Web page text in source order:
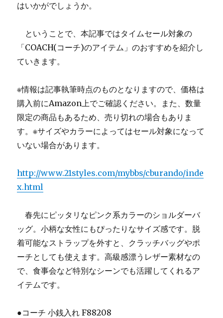
はいかがでしょうか。
ということで、本記事ではタイムセール対象の
「COACH(コーチ)のアイテム」のおすすめを紹介し
ていきます。
※情報は記事執筆時点のものとなりますので、価格は
購入前にAmazon上でご確認ください。また、数量
限定の商品もあるため、売り切れの場合もありま
す。※サイズやカラーによってはセール対象になって
いない場合があります。
http://www.21styles.com/mybbs/cburando/inde
x.html
春先にピッタリなピンク系カラーのショルダーバ
ッグ。小柄な女性にもぴったりなサイズ感です。脱
着可能なストラップを外すと、クラッチバッグやポ
ーチとしても使えます。高級感漂うレザー素材なの
で、食事会など特別なシーンでも活躍してくれるア
イテムです。
●コーチ 小銭入れ F88208